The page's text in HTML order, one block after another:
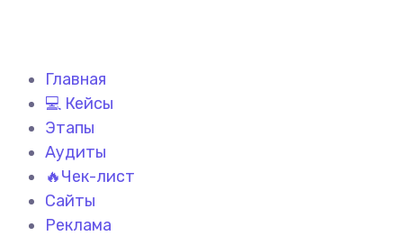
Главная
💻 Кейсы
Этапы
Аудиты
🔥Чек-лист
Сайты
Реклама